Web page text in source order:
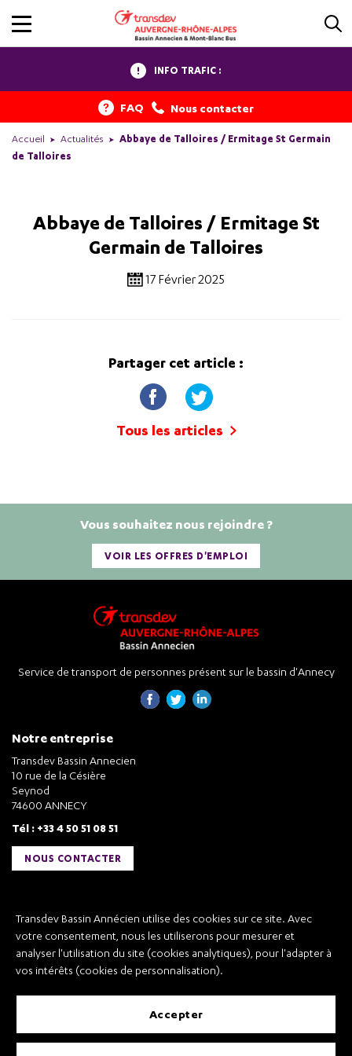
Transdev Bassin Annécien utilise des cookies sur ce site. Avec
votre consentement, nous les utiliserons pour mesurer et
analyser l'utilisation du site (cookies analytiques), pour l'adapter à
vos intérêts (cookies de personnalisation).
accepter
INFO TRAFIC :
FAQ Nous contacter
Accueil Actualités
Abbaye de Talloires / Ermitage St Germain
de Talloires
Abbaye de Talloires / Ermitage St
Germain de Talloires
17 Février 2025
Partager cet article :
Tous les articles
Vous souhaitez nous rejoindre ?
VOIR LES OFFRES D'EMPLOI
Service de transport de personnes présent sur le bassin d'Annecy
Notre entreprise
Transdev Bassin Annecien
10 rue de la Césière
Seynod
74600 ANNECY
Tél : +33 4 50 51 08 51
NOUS CONTACTER
Transdev Bassin Annécien
Recrutement